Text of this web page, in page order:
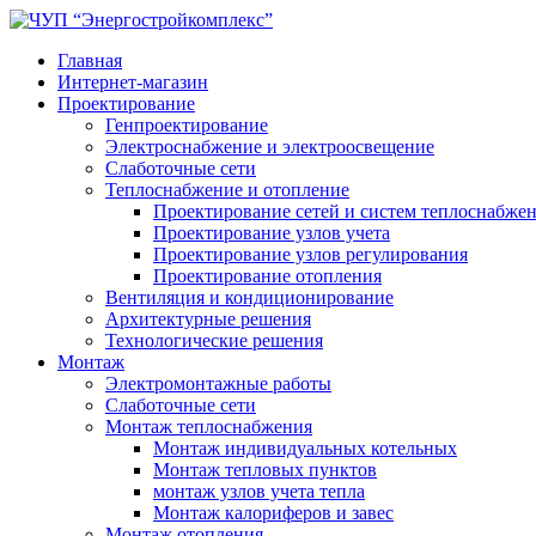
Главная
Интернет-магазин
Проектирование
Генпроектирование
Электроснабжение и электроосвещение
Слаботочные сети
Теплоснабжение и отопление
Проектирование сетей и систем
Проектирование узлов учета
Проектирование узлов регулирования
Проектирование отопления
Вентиляция и кондиционирование
Архитектурные решения
Технологические решения
Монтаж
Электромонтажные работы
Слаботочные сети
Монтаж теплоснабжения
Монтаж индивидуальных котельных
Монтаж тепловых пунктов
монтаж узлов учета тепла
Монтаж калориферов и завес